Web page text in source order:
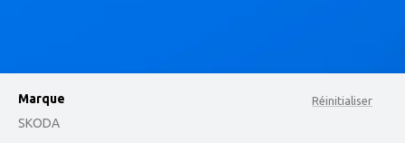
Réinitialiser
Marque
SKODA